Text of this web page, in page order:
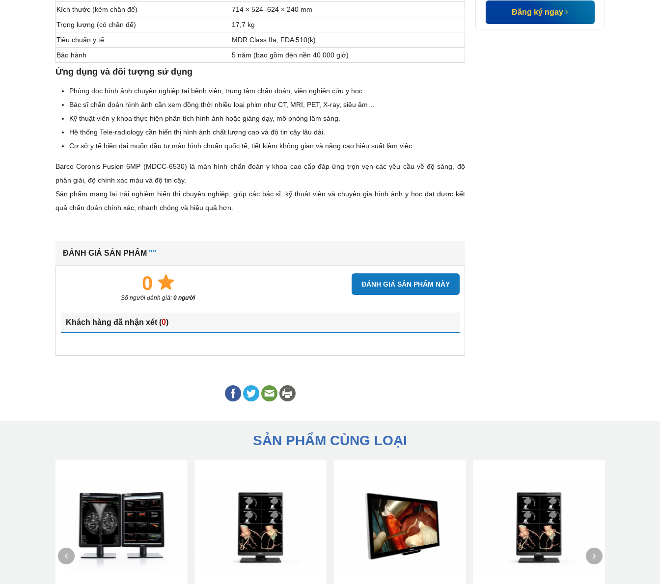
Kích thước (kèm chân đế)
714 × 524–624 × 240 mm
Trọng lượng (có chân đế)
17,7 kg
Tiêu chuẩn y tế
MDR Class IIa, FDA 510(k)
Bảo hành
5 năm (bao gồm đèn nền 40.000 giờ)
Ứng dụng và đối tượng sử dụng
Phòng đọc hình ảnh chuyên nghiệp tại bệnh viện, trung tâm chẩn đoán, viện nghiên cứu y học.
Bác sĩ chẩn đoán hình ảnh cần xem đồng thời nhiều loại phim như CT, MRI, PET, X-ray, siêu âm…
Kỹ thuật viên y khoa thực hiện phân tích hình ảnh hoặc giảng dạy, mô phỏng lâm sàng.
Hệ thống Tele-radiology cần hiển thị hình ảnh chất lượng cao và độ tin cậy lâu dài.
Cơ sở y tế hiện đại muốn đầu tư màn hình chuẩn quốc tế, tiết kiệm không gian và nâng cao hiệu suất làm việc.
Barco Coronis Fusion 6MP (MDCC-6530) là màn hình chẩn đoán y khoa cao cấp đáp ứng trọn vẹn các yêu cầu về độ sáng, độ
phân giải, độ chính xác màu và độ tin cậy.
Sản phẩm mang lại trải nghiệm hiển thị chuyên nghiệp, giúp các bác sĩ, kỹ thuật viên và chuyên gia hình ảnh y học đạt được kết
quả chẩn đoán chính xác, nhanh chóng và hiệu quả hơn.
ĐÁNH GIÁ SẢN PHẨM ""
0
Số người đánh giá: 0 người
ĐÁNH GIÁ SẢN PHẨM NÀY
Khách hàng đã nhận xét (0)
Đăng ký ngay
SẢN PHẨM CÙNG LOẠI